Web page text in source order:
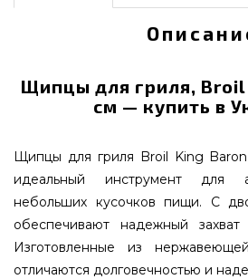
Щипцы для гриля, Broil
см — купить в
Щипцы для гриля Broil King
идеальный инструмент для
небольших кусочков пищи. С
обеспечивают надежный захват
Изготовленные из
отличаются долговечностью и